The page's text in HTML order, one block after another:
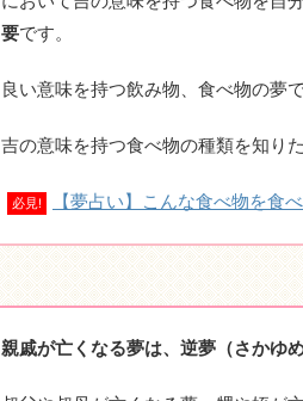
要です。
良い意味を持つ飲み物、食べ物の夢
吉の意味を持つ食べ物の種類を知り
必見! 【夢占い】こんな食べ物を食
親戚が亡くなる夢は、逆夢（さかゆ